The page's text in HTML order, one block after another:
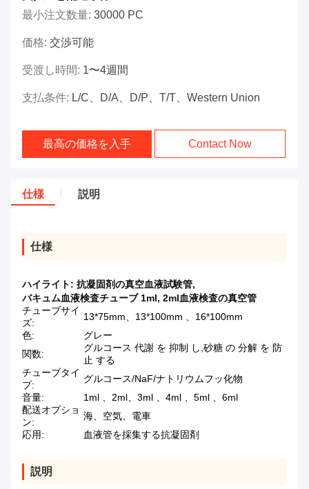
最小注文数量: 30000 PC
価格: 交渉可能
受渡し時間: 1〜4週間
支払条件: L/C、D/A、D/P、T/T、Western Union
最高の価格を入手 Contact Now
仕様 説明
仕様
ハイライト: 抗凝固剤の真空血液試験管,
バキュム血液検査チューブ 1ml, 2ml血液検査の真空管
チューブサイ
ズ:
13*75mm、13*100mm 、16*100mm
色:
グレー
関数:
グルコース 代謝 を 抑制 し,砂糖 の 分解 を 防
止 する
チューブタイ
プ:
グルコース/NaF/ナトリウムフッ化物
音量:
1ml 、2ml、3ml 、4ml 、5ml 、6ml
配送オプショ
ン:
海、空気、電車
応用:
血液管を採集する抗凝固剤
説明